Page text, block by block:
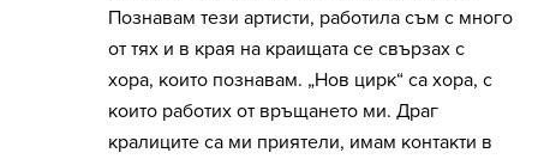
Познавам тези артисти, работила съм с много
от тях и в края на краищата се свързах с
хора, които познавам. „Нов цирк“ са хора, с
които работих от връщането ми. Драг
кралиците са ми приятели, имам контакти в